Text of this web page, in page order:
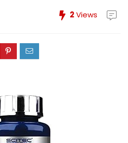
2Views